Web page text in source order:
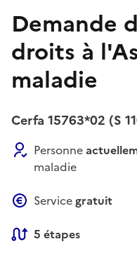
Demande
droits à
maladie
Cerfa 15763*02 (S
Personne
maladie
Service gratuit
5 étapes